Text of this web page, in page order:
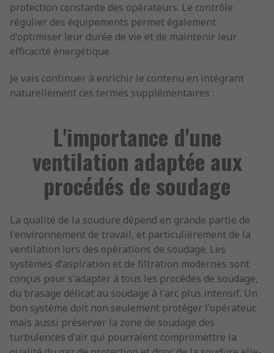
protection constante des opérateurs. Le contrôle
régulier des équipements permet également
d'optimiser leur durée de vie et de maintenir leur
efficacité énergétique.
Je vais continuer à enrichir le contenu en intégrant
naturellement ces termes supplémentaires :
L'importance d'une
ventilation adaptée aux
procédés de soudage
La qualité de la soudure dépend en grande partie de
l'environnement de travail, et particulièrement de la
ventilation lors des opérations de soudage. Les
systèmes d'aspiration et de filtration modernes sont
conçus pour s'adapter à tous les procédés de soudage,
du brasage délicat au soudage à l'arc plus intensif. Un
bon système doit non seulement protéger l'opérateur,
mais aussi préserver la zone de soudage des
turbulences d'air qui pourraient compromettre la